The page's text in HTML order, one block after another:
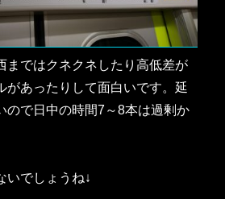
まではクネクネしたり高低差が
があったりして面白いです。延
ので日中の時間7～8本は過剰か
いでしょうね↓